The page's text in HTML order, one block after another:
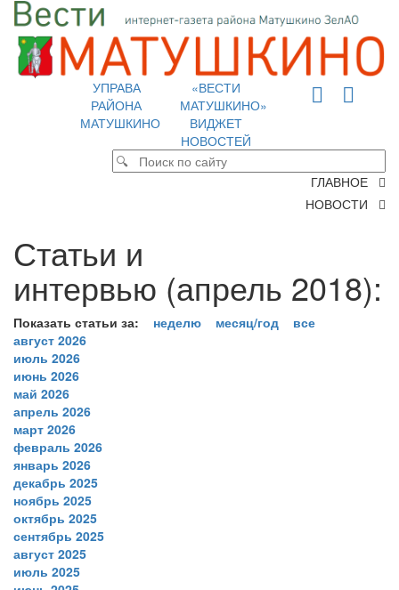
УПРАВА
РАЙОНА
МАТУШКИНО
«ВЕСТИ
МАТУШКИНО»
ВИДЖЕТ
НОВОСТЕЙ
ГЛАВНОЕ
НОВОСТИ
Статьи и
интервью (апрель 2018):
Показать статьи за: неделю месяц/год
все
август 2026
июль 2026
июнь 2026
май 2026
апрель 2026
март 2026
февраль 2026
январь 2026
декабрь 2025
ноябрь 2025
октябрь 2025
сентябрь 2025
август 2025
июль 2025